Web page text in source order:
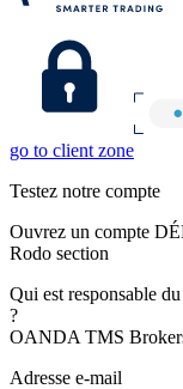
go to client zone
Testez notre compte
Ouvrez un compte
Rodo section
Qui est responsable
?
OANDA TMS
Adresse e-mail